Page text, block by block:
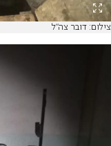
צילום: דובר צה"ל